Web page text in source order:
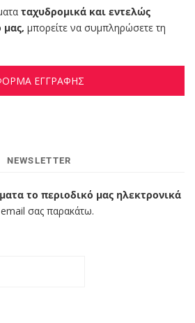
ταχυδρομικά και εντελώς
μας, μπορείτε να συμπληρώσετε τη
ΕΓΓΡΑΦΗΣ
NEWSLETTER
το περιοδικό μας ηλεκτρονικά
σας παρακάτω.